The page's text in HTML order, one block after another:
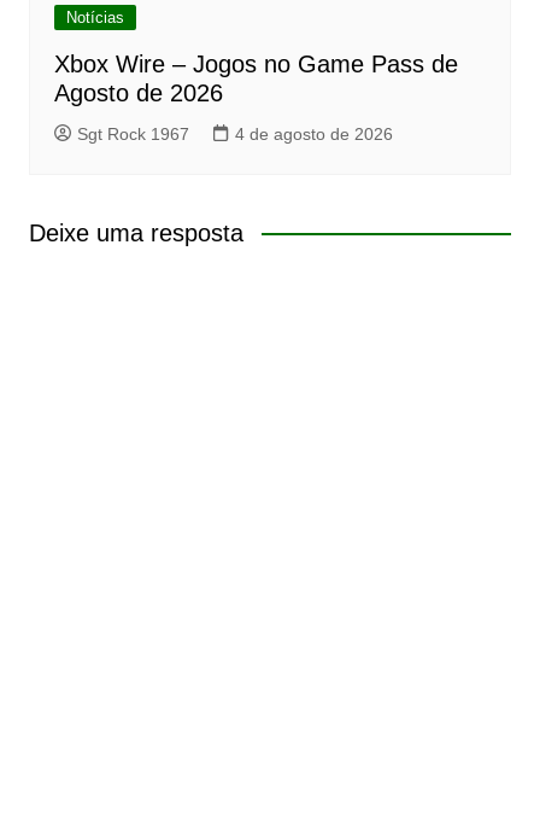
Notícias
Xbox Wire – Jogos no Game Pass de
Agosto de 2026
Sgt Rock 1967 4 de agosto de 2026
Deixe uma resposta